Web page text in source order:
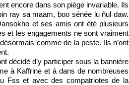
encore dans son piège invariable. Ils
ray sa maam, boo sénée lu ñul daw.
et ses amis ont été plusieurs
et les engagements ne sont vraiment
comme de la peste. Ils n’ont
décidé d’y participer sous la bannière
à Kaffrine et à dans de nombreuses
Fss et avec des compatriotes de la